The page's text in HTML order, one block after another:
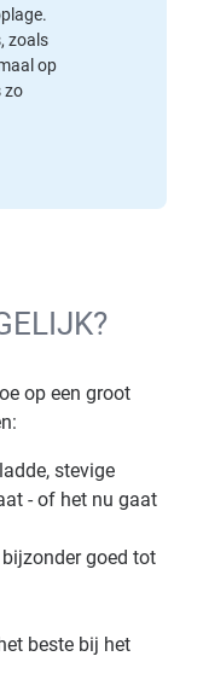
zoals
op
zo
op een groot
stevige
- of het nu gaat
goed tot
beste bij het